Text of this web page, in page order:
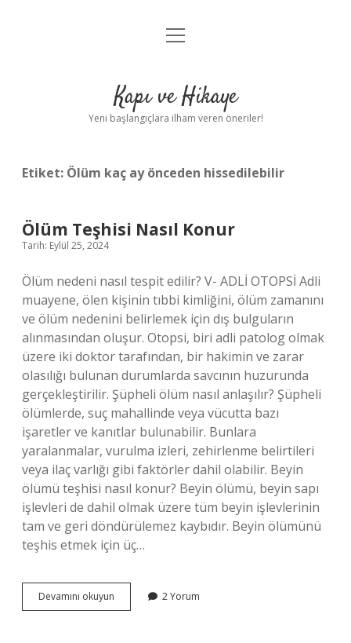
Anasayfa
Yasal Uyarı
menüyü
Kapı ve Hikaye
Yeni başlangıçlara ilham veren öneriler!
Etiket: Ölüm kaç ay önceden hissedilebilir
Ölüm Teşhisi Nasıl Konur
Tarih: Eylül 25, 2024
Ölüm nedeni nasıl tespit edilir? V- ADLİ OTOPSİ Adli
muayene, ölen kişinin tıbbi kimliğini, ölüm zamanını
ve ölüm nedenini belirlemek için dış bulguların
alınmasından oluşur. Otopsi, biri adli patolog olmak
üzere iki doktor tarafından, bir hakimin ve zarar
olasılığı bulunan durumlarda savcının huzurunda
gerçekleştirilir. Şüpheli ölüm nasıl anlaşılır? Şüpheli
ölümlerde, suç mahallinde veya vücutta bazı
işaretler ve kanıtlar bulunabilir. Bunlara
yaralanmalar, vurulma izleri, zehirlenme belirtileri
veya ilaç varlığı gibi faktörler dahil olabilir. Beyin
ölümü teşhisi nasıl konur? Beyin ölümü, beyin sapı
işlevleri de dahil olmak üzere tüm beyin işlevlerinin
tam ve geri döndürülemez kaybıdır. Beyin ölümünü
teşhis etmek için üç…
Devamını okuyun
Teşhisi
2 Yorum